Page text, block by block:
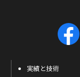
実績と技術